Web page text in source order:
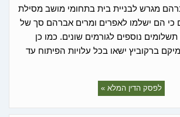
מגרש לבניית בית בתחומי מושב מסילת
כי הם ישלמו לאפרים ומרים אברהם סך של
וכן תשלומים נוספים לגורמים שונים. כמו כן
ברקוביץ ישאו בכל עלויות הפיתוח עד
לפסק הדין המלא »